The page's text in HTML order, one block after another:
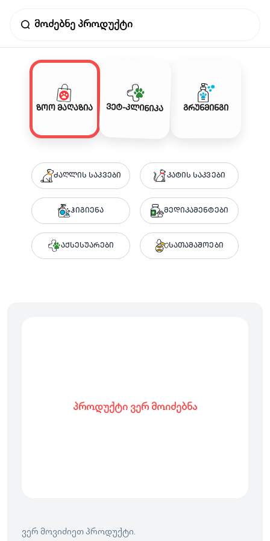
ზოო მაღაზია ვეტ-კლინიკა გრუნმინგი
ძაღლის საკვები კატის საკვები
ჰიგიენა მედიკამენტები
აქსესუარები სათამაშოები
პროდუქტი ვერ მოიძებნა
ვერ მოვიძიეთ პროდუქტი.